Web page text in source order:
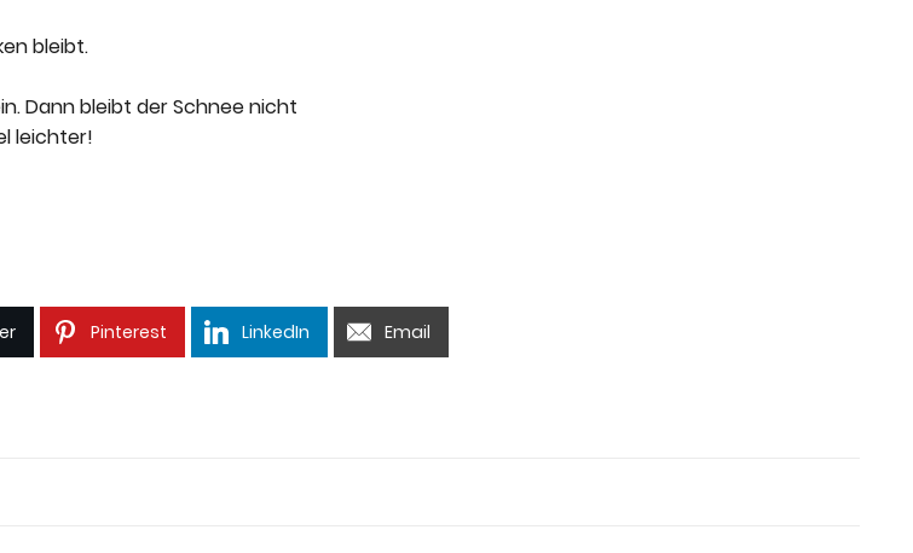
bleibt.
Dann bleibt der Schnee nicht
leichter!
Pinterest LinkedIn Email